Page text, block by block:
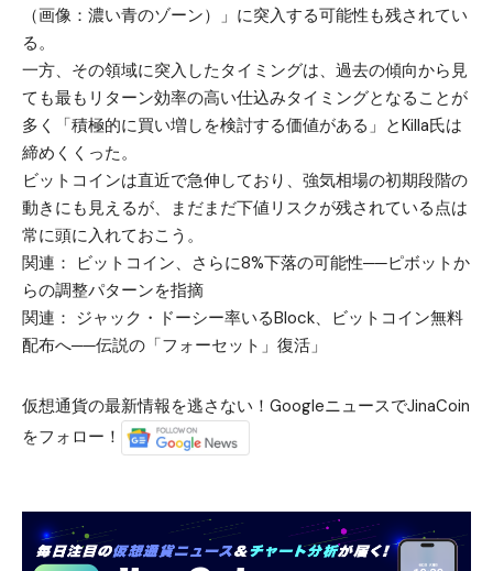
（画像：濃い青のゾーン）」に突入する可能性も残されてい
る。
一方、その領域に突入したタイミングは、過去の傾向から見
ても最もリターン効率の高い仕込みタイミングとなることが
多く「積極的に買い増しを検討する価値がある」とKilla氏は
締めくくった。
ビットコインは直近で急伸しており、強気相場の初期段階の
動きにも見えるが、まだまだ下値リスクが残されている点は
常に頭に入れておこう。
関連： ビットコイン、さらに8%下落の可能性──ピボットか
らの調整パターンを指摘
関連： ジャック・ドーシー率いるBlock、ビットコイン無料
配布へ──伝説の「フォーセット」復活」
仮想通貨の最新情報を逃さない！GoogleニュースでJinaCoin
をフォロー！